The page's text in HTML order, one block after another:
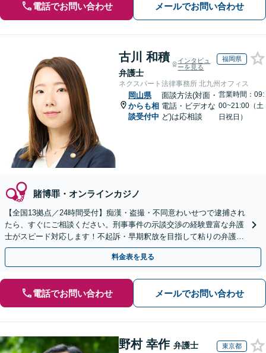
電話でお問い合わせ メールでお問い合わせ
古川 和積
弁護士
インタビュ
ーを見る
福岡県
ネクスパート法律事務所 北九州オフィス
岡山県
からも相
談受付中
面談方法(対面・
電話・ビデオな
ど)は応相談
営業時間：09:
00~21:00（土
日祝日）
賭博罪・オンラインカジノ
【全国13拠点／24時間受付】痴漢・盗撮・不同意わいせつで逮捕され
たら、すぐにご相談ください。刑事事件の示談交渉の経験豊富な弁護
士がスピード対応します！不起訴・早期釈放を目指して粘りの弁護活
動を行います。
料金表を見る
電話でお問い合わせ メールでお問い合わせ
野村 幸作 弁護士 東京都